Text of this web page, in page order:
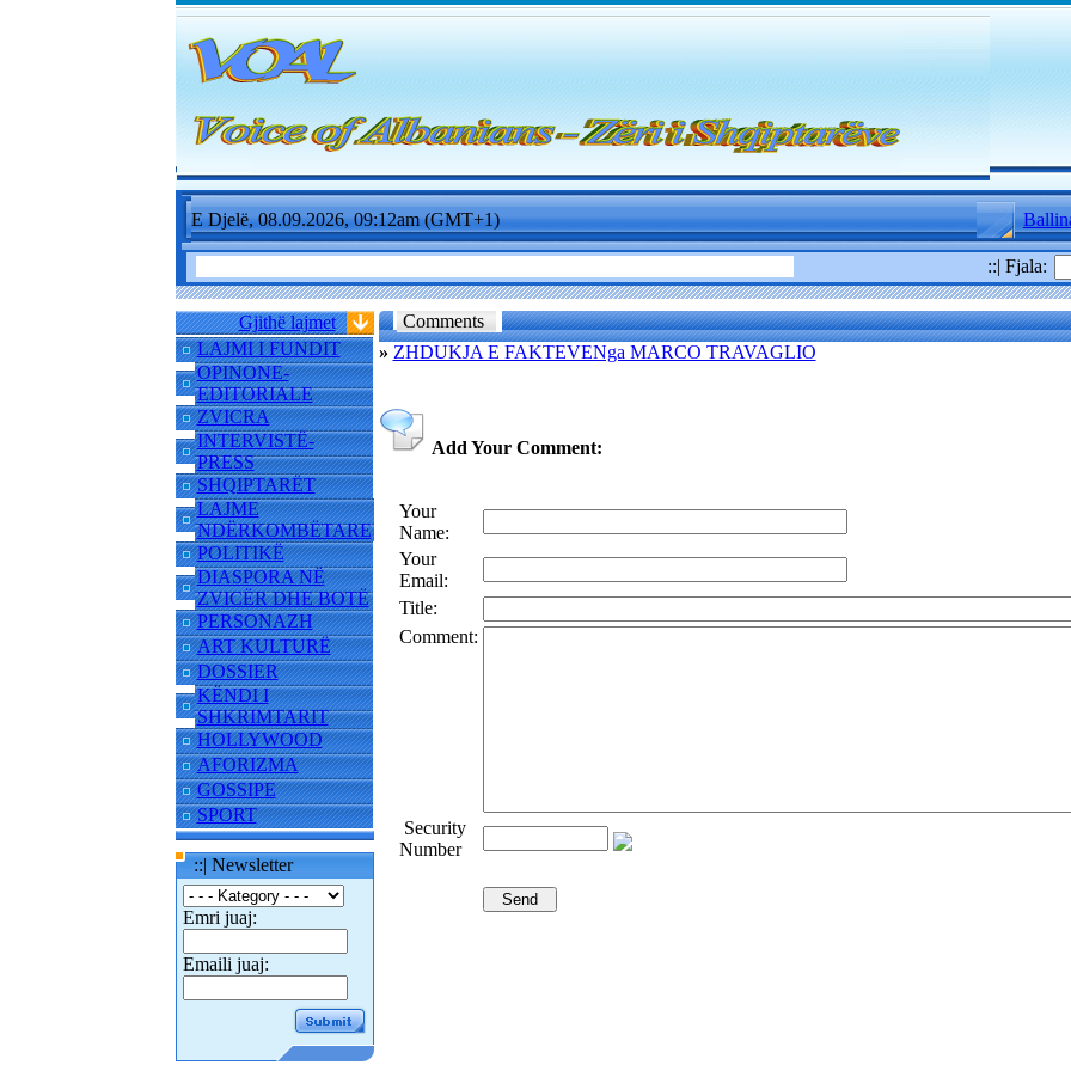
E Djelë, 08.09.2026, 09:12am (GMT+1)
::| Fjala:
Gjithë lajmet
LAJMI I FUNDIT
OPINONE-
EDITORIALE
ZVICRA
INTERVISTË-
PRESS
SHQIPTARËT
LAJME
NDËRKOMBËTARE
POLITIKË
DIASPORA NË
ZVICËR DHE BOTË
PERSONAZH
ART KULTURË
DOSSIER
KËNDI I
SHKRIMTARIT
HOLLYWOOD
AFORIZMA
GOSSIPE
SPORT
::| Newsletter
Emri juaj:
Emaili juaj:
Comments
» ZHDUKJA E FAKTEVENga MARCO TRAVAGLIO
Add Your Comment:
Your
Name:
Your
Email:
Title:
Comment:
Security
Number